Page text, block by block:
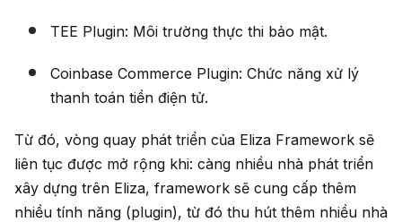
TEE Plugin: Môi trường thực thi bảo mật.
Coinbase Commerce Plugin: Chức năng xử lý
thanh toán tiền điện tử.
Từ đó, vòng quay phát triển của Eliza Framework sẽ
liên tục được mở rộng khi: càng nhiều nhà phát triển
xây dựng trên Eliza, framework sẽ cung cấp thêm
nhiều tính năng (plugin), từ đó thu hút thêm nhiều nhà